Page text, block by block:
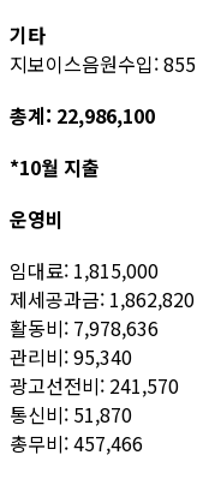
기타
지보이스음원수입: 855
총계: 22,986,100
*10월 지출
운영비
임대료: 1,815,000
제세공과금: 1,862,820
활동비: 7,978,636
관리비: 95,340
광고선전비: 241,570
통신비: 51,870
총무비: 457,466